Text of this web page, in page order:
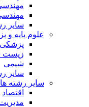
مهندسی
مهندسی
سایر
علوم پایه و
پزشکی
زیست
شیمی
سایر رشته
سایر رشته ها
اقتصاد
مدیریت و